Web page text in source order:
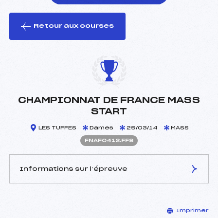
le ski
Retour aux courses
CHAMPIONNAT DE FRANCE MASS
START
LES TUFFES Dames 29/03/14 MASS
FNAF0412.FFS
Informations sur l’épreuve
ROUX LAURENCE (MB)
Imprimer